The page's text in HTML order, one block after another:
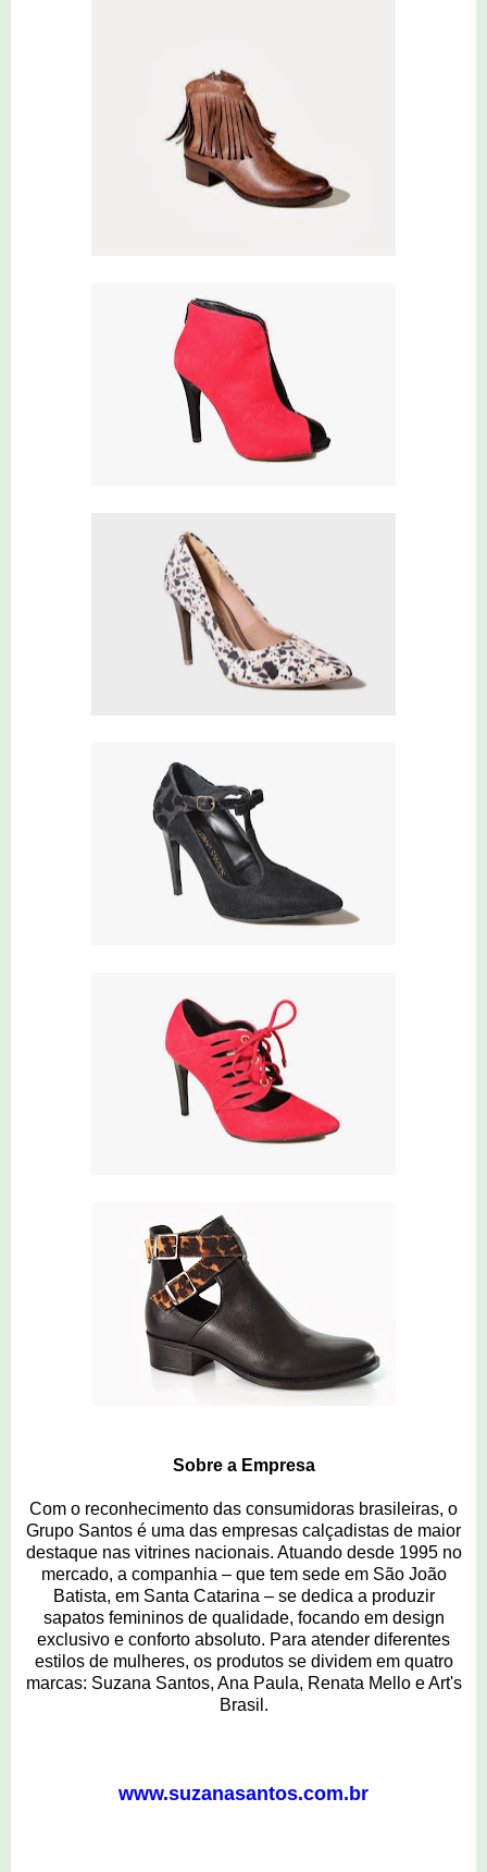
Sobre a Empresa
Com o reconhecimento das consumidoras brasileiras, o
Grupo Santos é uma das empresas calçadistas de maior
destaque nas vitrines nacionais. Atuando desde 1995 no
mercado, a companhia – que tem sede em São João
Batista, em Santa Catarina – se dedica a produzir
sapatos femininos de qualidade, focando em design
exclusivo e conforto absoluto. Para atender diferentes
estilos de mulheres, os produtos se dividem em quatro
marcas: Suzana Santos, Ana Paula, Renata Mello e Art's
Brasil.
www.suzanasantos.com.br